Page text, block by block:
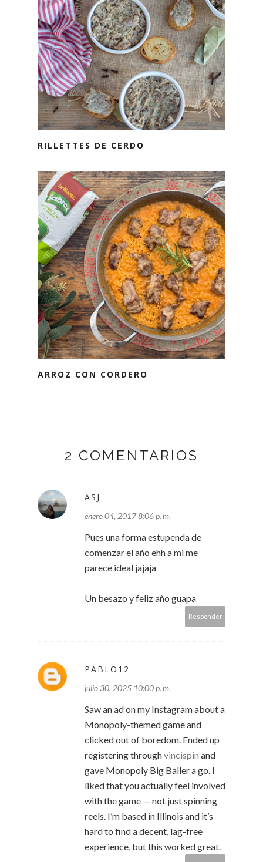
RILLETTES DE CERDO
ARROZ CON CORDERO
2 COMENTARIOS
ASJ
enero 04, 2017 8:06 p. m.
Pues una forma estupenda de
comenzar el año ehh a mi me
parece ideal jajaja
Un besazo y feliz año guapa
Responder
PABLO12
julio 30, 2025 10:00 p. m.
Saw an ad on my Instagram about a
Monopoly-themed game and
clicked out of boredom. Ended up
registering throughvincispin and
gave Monopoly Big Baller a go. I
liked that you actually feel involved
with the game — not just spinning
reels. I’m based in Illinois and it’s
hard to find a decent, lag-free
experience, but this worked great.